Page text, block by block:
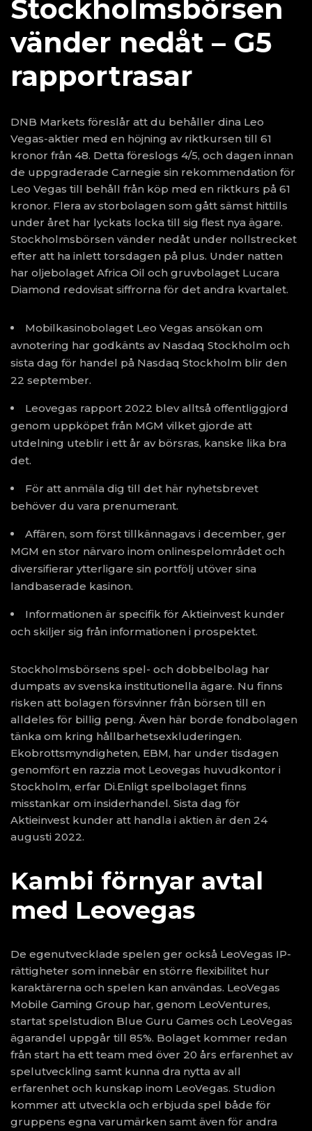
Stockholmsbörsen
vänder nedåt – G5
rapportrasar
DNB Markets föreslår att du behåller dina Leo
Vegas-aktier med en höjning av riktkursen till 61
kronor från 48. Detta föreslogs 4/5, och dagen innan
de uppgraderade Carnegie sin rekommendation för
Leo Vegas till behåll från köp med en riktkurs på 61
kronor. Flera av storbolagen som gått sämst hittills
under året har lyckats locka till sig flest nya ägare.
Stockholmsbörsen vänder nedåt under nollstrecket
efter att ha inlett torsdagen på plus. Under natten
har oljebolaget Africa Oil och gruvbolaget Lucara
Diamond redovisat siffrorna för det andra kvartalet.
Mobilkasinobolaget Leo Vegas ansökan om
avnotering har godkänts av Nasdaq Stockholm och
sista dag för handel på Nasdaq Stockholm blir den
22 september.
Leovegas rapport 2022 blev alltså offentliggjord
genom uppköpet från MGM vilket gjorde att
utdelning uteblir i ett år av börsras, kanske lika bra
det.
För att anmäla dig till det här nyhetsbrevet
behöver du vara prenumerant.
Affären, som först tillkännagavs i december, ger
MGM en stor närvaro inom onlinespelområdet och
diversifierar ytterligare sin portfölj utöver sina
landbaserade kasinon.
Informationen är specifik för Aktieinvest kunder
och skiljer sig från informationen i prospektet.
Stockholmsbörsens spel- och dobbelbolag har
dumpats av svenska institutionella ägare. Nu finns
risken att bolagen försvinner från börsen till en
alldeles för billig peng. Även här borde fondbolagen
tänka om kring hållbarhetsexkluderingen.
Ekobrottsmyndigheten, EBM, har under tisdagen
genomfört en razzia mot Leovegas huvudkontor i
Stockholm, erfar Di.Enligt spelbolaget finns
misstankar om insiderhandel. Sista dag för
Aktieinvest kunder att handla i aktien är den 24
augusti 2022.
Kambi förnyar avtal
med Leovegas
De egenutvecklade spelen ger också LeoVegas IP-
rättigheter som innebär en större flexibilitet hur
karaktärerna och spelen kan användas. LeoVegas
Mobile Gaming Group har, genom LeoVentures,
startat spelstudion Blue Guru Games och LeoVegas
ägarandel uppgår till 85%. Bolaget kommer redan
från start ha ett team med över 20 års erfarenhet av
spelutveckling samt kunna dra nytta av all
erfarenhet och kunskap inom LeoVegas. Studion
kommer att utveckla och erbjuda spel både för
gruppens egna varumärken samt även för andra